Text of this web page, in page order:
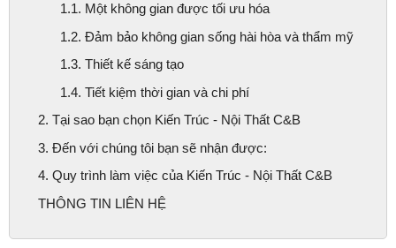
1.1. Một không gian được tối ưu hóa
1.2. Đảm bảo không gian sống hài hòa và thẩm mỹ
1.3. Thiết kế sáng tạo
1.4. Tiết kiệm thời gian và chi phí
2. Tại sao bạn chọn Kiến Trúc - Nội Thất C&B
3. Đến với chúng tôi bạn sẽ nhận được:
4. Quy trình làm việc của Kiến Trúc - Nội Thất C&B
THÔNG TIN LIÊN HỆ